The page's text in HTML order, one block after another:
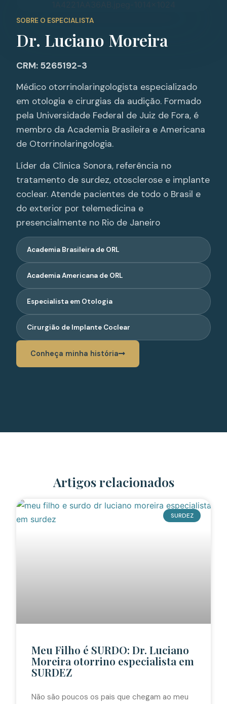
SOBRE O ESPECIALISTA
Dr. Luciano Moreira
CRM: 5265192-3
Médico otorrinolaringologista especializado
em otologia e cirurgias da audição. Formado
pela Universidade Federal de Juiz de Fora, é
membro da Academia Brasileira e Americana
de Otorrinolaringologia.
Líder da Clínica Sonora, referência no
tratamento de surdez, otosclerose e implante
coclear. Atende pacientes de todo o Brasil e
do exterior por telemedicina e
presencialmente no Rio de Janeiro
Academia Brasileira de ORL
Academia Americana de ORL
Especialista em Otologia
Cirurgião de Implante Coclear
Conheça minha história
Artigos relacionados
SURDEZ
Meu Filho é SURDO: Dr. Luciano
Moreira otorrino especialista em
SURDEZ
Não são poucos os pais que chegam ao meu